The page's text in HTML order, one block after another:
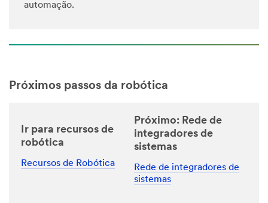
automação.
Próximos passos da robótica
Ir para recursos de
robótica
Recursos de Robótica
Próximo: Rede de
integradores de
sistemas
Rede de integradores de
sistemas